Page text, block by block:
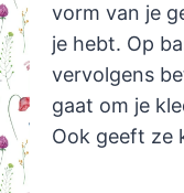
vorm van je
je hebt. Op
vervolgens
gaat om je
Ook geeft ze